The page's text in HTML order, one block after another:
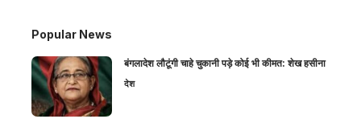
Popular News
बंगलादेश लौटूंगी चाहे चुकानी पड़े कोई भी कीमत: शेख हसीना
देश